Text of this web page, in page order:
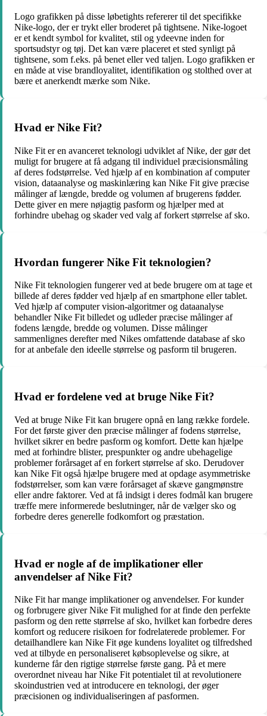
Logo grafikken på disse løbetights refererer til det specifikke
Nike-logo, der er trykt eller broderet på tightsene. Nike-logoet
er et kendt symbol for kvalitet, stil og ydeevne inden for
sportsudstyr og tøj. Det kan være placeret et sted synligt på
tightsene, som f.eks. på benet eller ved taljen. Logo grafikken er
en måde at vise brandloyalitet, identifikation og stolthed over at
bære et anerkendt mærke som Nike.
Hvad er Nike Fit?
Nike Fit er en avanceret teknologi udviklet af Nike, der gør det
muligt for brugere at få adgang til individuel præcisionsmåling
af deres fodstørrelse. Ved hjælp af en kombination af computer
vision, dataanalyse og maskinlæring kan Nike Fit give præcise
målinger af længde, bredde og volumen af brugerens fødder.
Dette giver en mere nøjagtig pasform og hjælper med at
forhindre ubehag og skader ved valg af forkert størrelse af sko.
Hvordan fungerer Nike Fit teknologien?
Nike Fit teknologien fungerer ved at bede brugere om at tage et
billede af deres fødder ved hjælp af en smartphone eller tablet.
Ved hjælp af computer vision-algoritmer og dataanalyse
behandler Nike Fit billedet og udleder præcise målinger af
fodens længde, bredde og volumen. Disse målinger
sammenlignes derefter med Nikes omfattende database af sko
for at anbefale den ideelle størrelse og pasform til brugeren.
Hvad er fordelene ved at bruge Nike Fit?
Ved at bruge Nike Fit kan brugere opnå en lang række fordele.
For det første giver den præcise målinger af fodens størrelse,
hvilket sikrer en bedre pasform og komfort. Dette kan hjælpe
med at forhindre blister, prespunkter og andre ubehagelige
problemer forårsaget af en forkert størrelse af sko. Derudover
kan Nike Fit også hjælpe brugere med at opdage asymmetriske
fodstørrelser, som kan være forårsaget af skæve gangmønstre
eller andre faktorer. Ved at få indsigt i deres fodmål kan brugere
træffe mere informerede beslutninger, når de vælger sko og
forbedre deres generelle fodkomfort og præstation.
Hvad er nogle af de implikationer eller
anvendelser af Nike Fit?
Nike Fit har mange implikationer og anvendelser. For kunder
og forbrugere giver Nike Fit mulighed for at finde den perfekte
pasform og den rette størrelse af sko, hvilket kan forbedre deres
komfort og reducere risikoen for fodrelaterede problemer. For
detailhandlere kan Nike Fit øge kundens loyalitet og tilfredshed
ved at tilbyde en personaliseret købsoplevelse og sikre, at
kunderne får den rigtige størrelse første gang. På et mere
overordnet niveau har Nike Fit potentialet til at revolutionere
skoindustrien ved at introducere en teknologi, der øger
præcisionen og individualiseringen af ​​pasformen.